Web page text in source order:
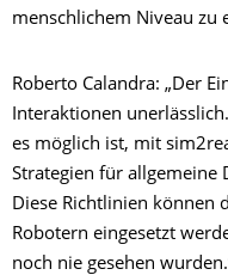
menschlichem Niveau zu
Roberto Calandra: „Der
Interaktionen
es möglich ist, mit
Strategien für allgemeine
Diese Richtlinien können
Robotern eingesetzt
noch nie gesehen